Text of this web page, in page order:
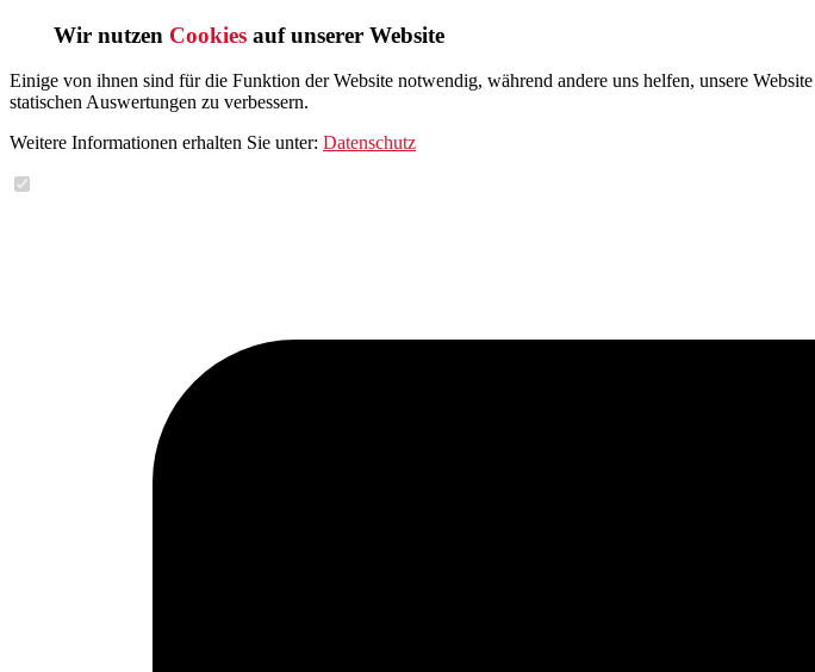
Wir nutzen Cookies auf unserer Website
Einige von ihnen sind für die Funktion der Website notwendig, während andere uns helfen, unsere
statischen Auswertungen zu verbessern.
Weitere Informationen erhalten Sie unter: Datenschutz